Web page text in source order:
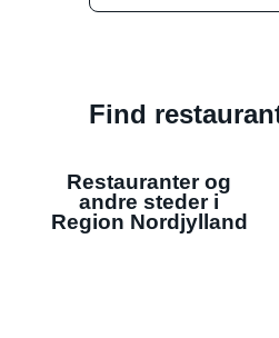
Find
Restauranter og
andre steder i
Region Nordjylland